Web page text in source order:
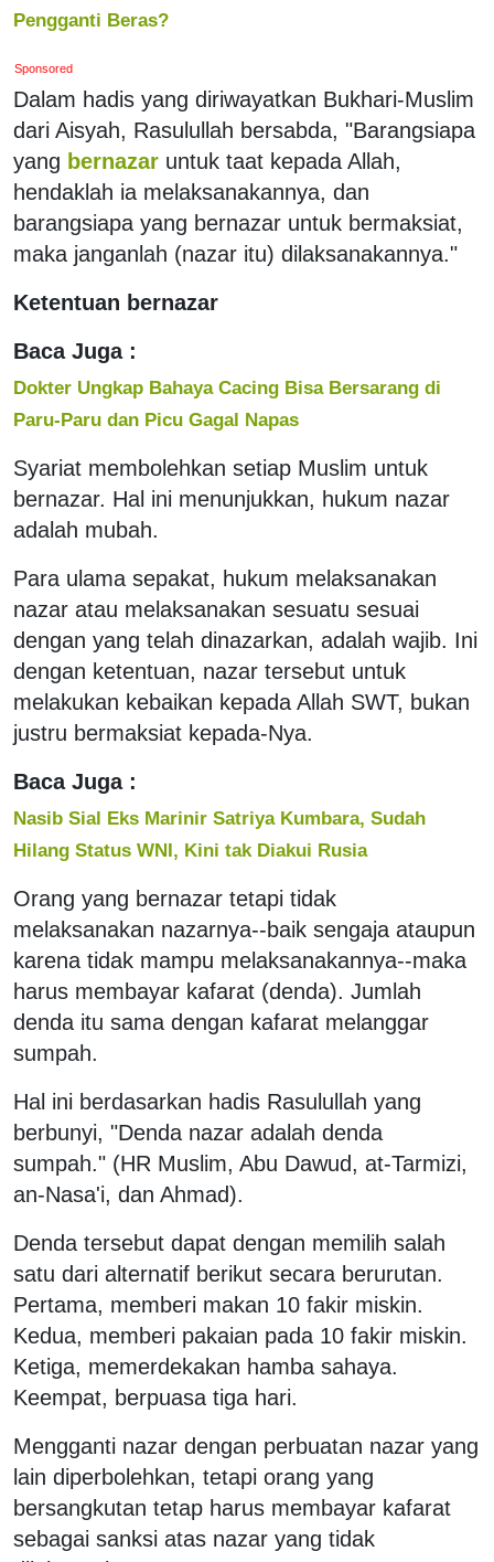
Pengganti Beras?
Sponsored
Dalam hadis yang diriwayatkan Bukhari-Muslim
dari Aisyah, Rasulullah bersabda, "Barangsiapa
yang bernazar untuk taat kepada Allah,
hendaklah ia melaksanakannya, dan
barangsiapa yang bernazar untuk bermaksiat,
maka janganlah (nazar itu) dilaksanakannya."
Ketentuan bernazar
Baca Juga :
Dokter Ungkap Bahaya Cacing Bisa Bersarang di
Paru-Paru dan Picu Gagal Napas
Syariat membolehkan setiap Muslim untuk
bernazar. Hal ini menunjukkan, hukum nazar
adalah mubah.
Para ulama sepakat, hukum melaksanakan
nazar atau melaksanakan sesuatu sesuai
dengan yang telah dinazarkan, adalah wajib. Ini
dengan ketentuan, nazar tersebut untuk
melakukan kebaikan kepada Allah SWT, bukan
justru bermaksiat kepada-Nya.
Baca Juga :
Nasib Sial Eks Marinir Satriya Kumbara, Sudah
Hilang Status WNI, Kini tak Diakui Rusia
Orang yang bernazar tetapi tidak
melaksanakan nazarnya--baik sengaja ataupun
karena tidak mampu melaksanakannya--maka
harus membayar kafarat (denda). Jumlah
denda itu sama dengan kafarat melanggar
sumpah.
Hal ini berdasarkan hadis Rasulullah yang
berbunyi, "Denda nazar adalah denda
sumpah." (HR Muslim, Abu Dawud, at-Tarmizi,
an-Nasa'i, dan Ahmad).
Denda tersebut dapat dengan memilih salah
satu dari alternatif berikut secara berurutan.
Pertama, memberi makan 10 fakir miskin.
Kedua, memberi pakaian pada 10 fakir miskin.
Ketiga, memerdekakan hamba sahaya.
Keempat, berpuasa tiga hari.
Mengganti nazar dengan perbuatan nazar yang
lain diperbolehkan, tetapi orang yang
bersangkutan tetap harus membayar kafarat
sebagai sanksi atas nazar yang tidak